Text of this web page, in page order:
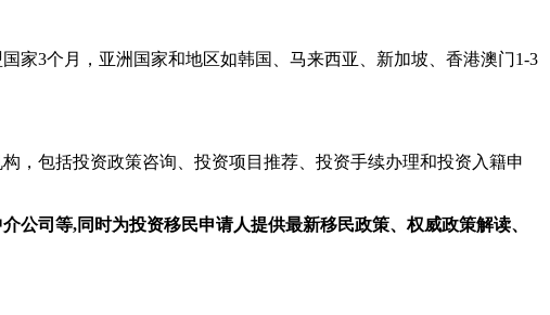
家3个月，亚洲国家和地区如韩国、马来西亚、新加坡、香港澳门1-3
，包括投资政策咨询、投资项目推荐、投资手续办理和投资入籍申
司等,同时为投资移民申请人提供最新移民政策、权威政策解读、